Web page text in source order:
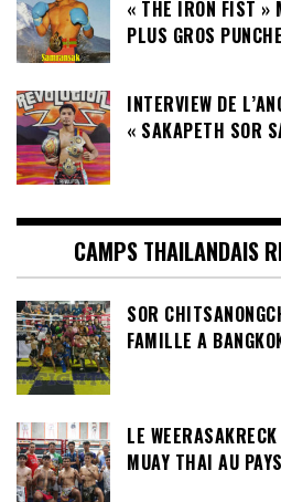
« THE IRON FIST »
PLUS GROS
INTERVIEW DE
« SAKAPETH SOR
CAMPS THAILANDAIS
SOR
FAMILLE A
LE
MUAY THAI AU